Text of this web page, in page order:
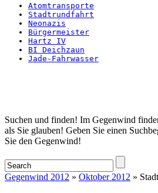
Atomtransporte
Stadtrundfahrt
Neonazis
Bürgermeister
Hartz IV
BI Deichzaun
Jade-Fahrwasser
Startseite
Suchen und finden! Im Gegenwind
als Sie glauben! Geben Sie einen
Sie den Gegenwind!
Gegenwind 2012 » Oktober 2012 »